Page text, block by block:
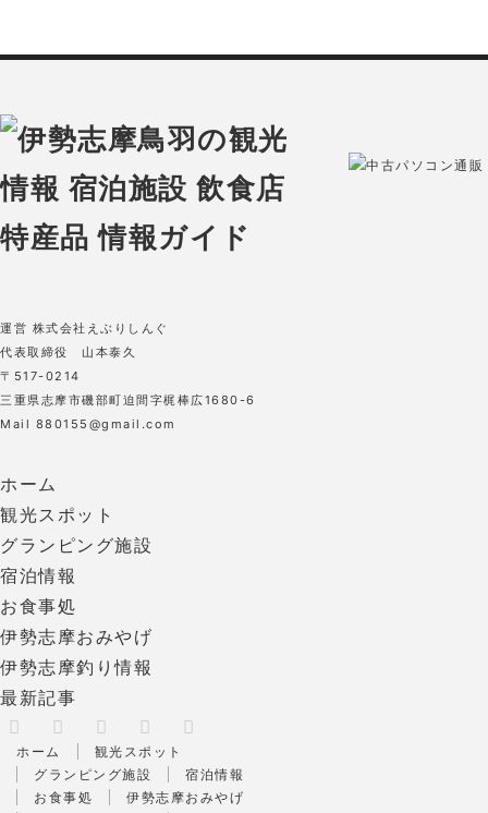
中古パソコン通
運営 株式会社えぶりしんぐ
代表取締役 山本泰久
〒517-0214
三重県志摩市磯部町迫間字梶棒広1680-6
Mail 880155@gmail.com
ホーム
観光スポット
グランピング施設
宿泊情報
お食事処
伊勢志摩おみやげ
伊勢志摩釣り情報
最新記事
FacebookInstagramPinterest
RSS
ホーム
観光スポット
グランピング施設
宿泊情報
お食事処
伊勢志摩おみやげ